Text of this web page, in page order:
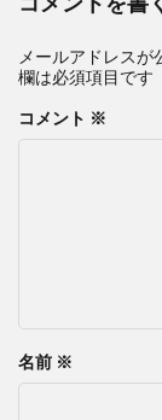
メールアドレスが
欄は必須項目です
コメント ※
名前 ※